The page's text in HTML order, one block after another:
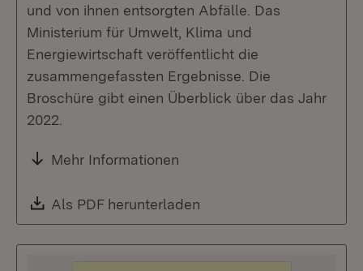
und von ihnen entsorgten Abfälle. Das
Ministerium für Umwelt, Klima und
Energiewirtschaft veröffentlicht die
zusammengefassten Ergebnisse. Die
Broschüre gibt einen Überblick über das Jahr
2022.
Mehr Informationen
Download:
Als PDF herunterladen